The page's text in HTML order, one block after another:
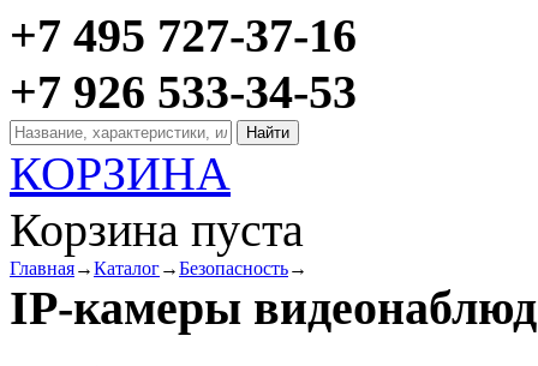
+7 495 727-37-16
+7 926 533-34-53
КОРЗИНА
Корзина пуста
Главная→Каталог→Безопасность→
IP-камеры